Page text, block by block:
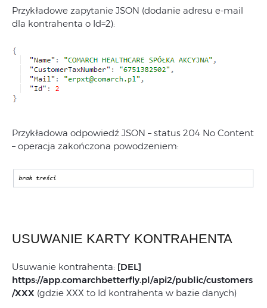
Przykładowe zapytanie JSON (dodanie adresu e-mail
dla kontrahenta o Id=2):
Przykładowa odpowiedź JSON – status 204 No Content
– operacja zakończona powodzeniem:
USUWANIE KARTY KONTRAHENTA
Usuwanie kontrahenta: [DEL]
https://app.comarchbetterfly.pl/api2/public/customers
/XXX (gdzie XXX to Id kontrahenta w bazie danych)